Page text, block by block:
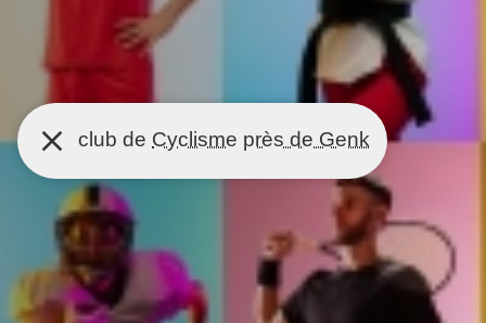
club de Cyclisme près de Genk